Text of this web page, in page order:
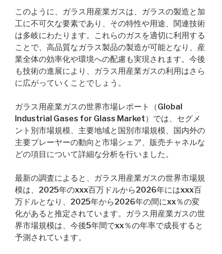
このように、ガラス用産業ガスは、ガラスの製造と加
工に不可欠な要素であり、その特性や用途、関連技術
は多岐にわたります。これらのガスを適切に利用する
ことで、高品質なガラス製品の製造が可能となり、産
業全体の効率化や環境への配慮も実現されます。今後
も技術の進展により、ガラス用産業ガスの利用はさら
に広がっていくことでしょう。
ガラス用産業ガスの世界市場レポート（Global
Industrial Gases for Glass Market）では、セグメ
ント別市場規模、主要地域と国別市場規模、国内外の
主要プレーヤーの動向と市場シェア、販売チャネルな
どの項目について詳細な分析を行いました。
最新の調査によると、ガラス用産業ガスの世界市場規
模は、2025年のxxx百万ドルから2026年にはxxx百
万ドルとなり、2025年から2026年の間にxx％の変
化があると推定されています。ガラス用産業ガスの世
界市場規模は、今後5年間でxx％の年率で成長すると
予測されています。